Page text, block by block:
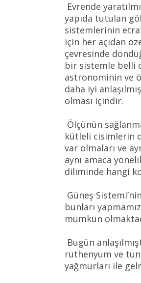
Evrende
yapıda tutulan
sistemlerinin
için her açıdan
çevresinde
bir sistemle belli
astronominin ve
daha iyi
olması içindir.
Ölçünün
kütleli cisimlerin
var olmaları ve
aynı amaca
diliminde hangi
Güneş
bunları
mümkün
Bugün
ruthenyum ve
yağmurları ile